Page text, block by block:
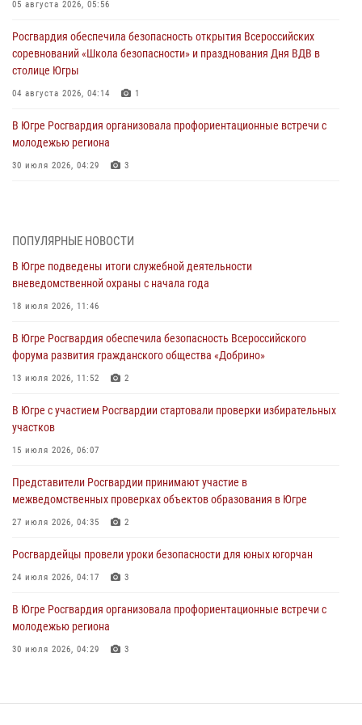
05 августа 2026, 05:56
Росгвардия обеспечила безопасность открытия Всероссийских
соревнований «Школа безопасности» и празднования Дня ВДВ в
столице Югры
04 августа 2026, 04:14 1
В Югре Росгвардия организовала профориентационные встречи с
молодежью региона
30 июля 2026, 04:29 3
27 июля 2026, 11:42
Представители Росгвардии принимают участие в
межведомственных проверках объектов образования в Югре
27 июля 2026, 04:35
Росгвардейцы провели уроки безопасности для юных югорчан
24 июля 2026, 04:17
вневедомственной охраны с начала года
18 июля 2026, 11:46
участков
ПОПУЛЯРНЫЕ НОВОСТИ
В Югре подведены итоги служебной деятельности
вневедомственной охраны с начала года
18 июля 2026, 11:46
В Югре Росгвардия обеспечила безопасность Всероссийского
форума развития гражданского общества «Добрино»
13 июля 2026, 11:52 2
В Югре с участием Росгвардии стартовали проверки избирательных
участков
15 июля 2026, 06:07
Представители Росгвардии принимают участие в
межведомственных проверках объектов образования в Югре
27 июля 2026, 04:35 2
Росгвардейцы провели уроки безопасности для юных югорчан
24 июля 2026, 04:17 3
В Югре Росгвардия организовала профориентационные встречи с
молодежью региона
30 июля 2026, 04:29 3